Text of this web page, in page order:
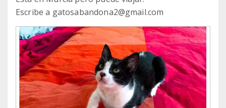
Escribe a gatosabandona2@gmail.com